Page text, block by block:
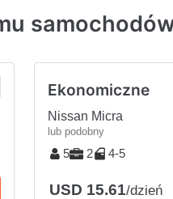
Ekonomiczne
Nissan Micra
lub podobny
5 2 4-5
USD 15.61/dzień